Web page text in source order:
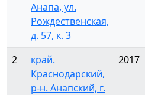
Анапа, ул.
Рождественская,
д. 57, к. 3
2
край.
Краснодарский,
р-н. Анапский, г.
2017